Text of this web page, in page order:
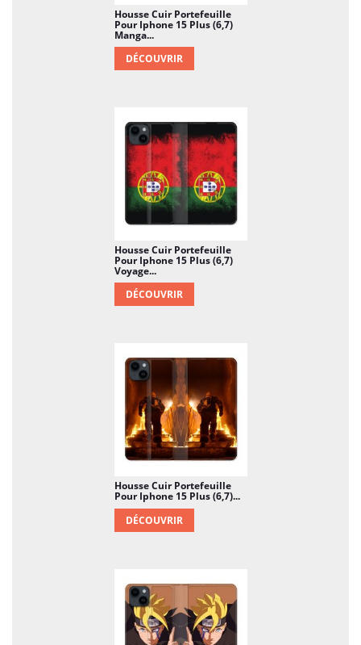
Housse Cuir Portefeuille
Pour Iphone 15 Plus (6,7)
Manga...
DÉCOUVRIR
Housse Cuir Portefeuille
Pour Iphone 15 Plus (6,7)
Voyage...
DÉCOUVRIR
Housse Cuir Portefeuille
Pour Iphone 15 Plus (6,7)...
DÉCOUVRIR